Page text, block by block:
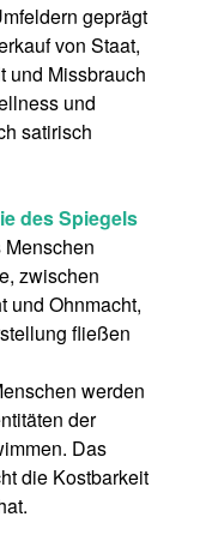
geprägt
von Staat,
und Missbrauch
und
satirisch
des Spiegels
zwischen
und Ohnmacht,
fließen
werden
der
Das
die Kostbarkeit